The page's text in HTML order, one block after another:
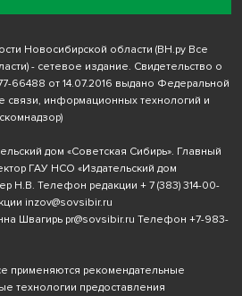
Новосибирской области (ВН.ру Все
- сетевое издание. Свидетельство о
66488 от 14.07.2016 выдано Федеральной
связи, информационных технологий и
дом «Советская Сибирь». Главный
ГАУ НСО «Издательский дом
Н.В. Телефон редакции + 7 (383) 314-00-
inzov@sovsibir.ru
Швагирь pr@sovsibir.ru Телефон +7-983-
применяются рекомендательные
технологии предоставления